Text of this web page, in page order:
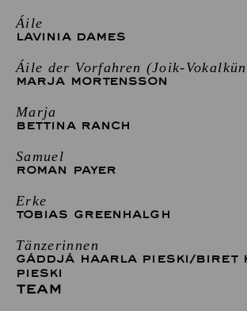
Áile
LAVINIA DAMES
Áile der Vorfahren (Joik-
MARJA MORTENSSON
Marja
BETTINA RANCH
Samuel
ROMAN PAYER
Erke
TOBIAS GREENHALGH
Tänzerinnen
GÁDDJÁ HAARLA PIESKI/BIRET
PIESKI
TEAM